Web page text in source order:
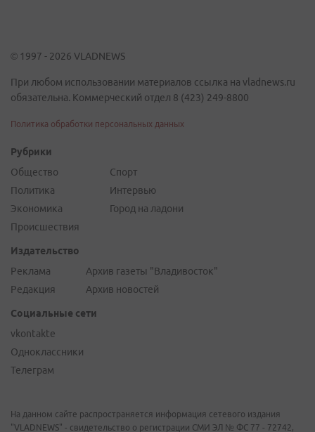
© 1997 - 2026 VLADNEWS
При любом использовании материалов ссылка на vladnews.ru
обязательна. Коммерческий отдел 8 (423) 249-8800
Политика обработки персональных данных
Рубрики
Общество
Политика
Экономика
Происшествия
Спорт
Интервью
Город на ладони
Издательство
Реклама
Редакция
Архив газеты "Владивосток"
Архив новостей
Социальные сети
vkontakte
Одноклассники
Телеграм
На данном сайте распространяется информация сетевого издания
"VLADNEWS" - свидетельство о регистрации СМИ ЭЛ № ФС 77 - 72742,